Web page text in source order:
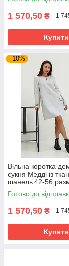
1 570,50 ₴ 1
Купити
–10%
Вільна коротка
сукня Медді із
шанель 42-56
сіра
Готово до
1 570,50 ₴ 1
Купити